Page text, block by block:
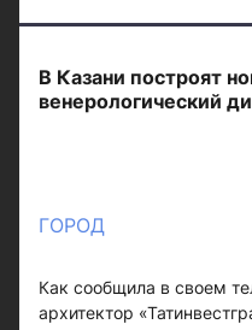
В Казани построят
венерологический
ГОРОД
Как сообщила в своем
архитектор